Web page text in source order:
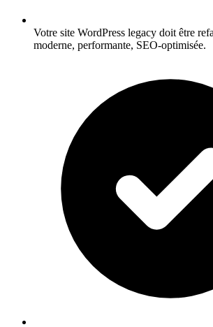
Votre site WordPress legacy doit être
moderne, performante, SEO-optimisée.